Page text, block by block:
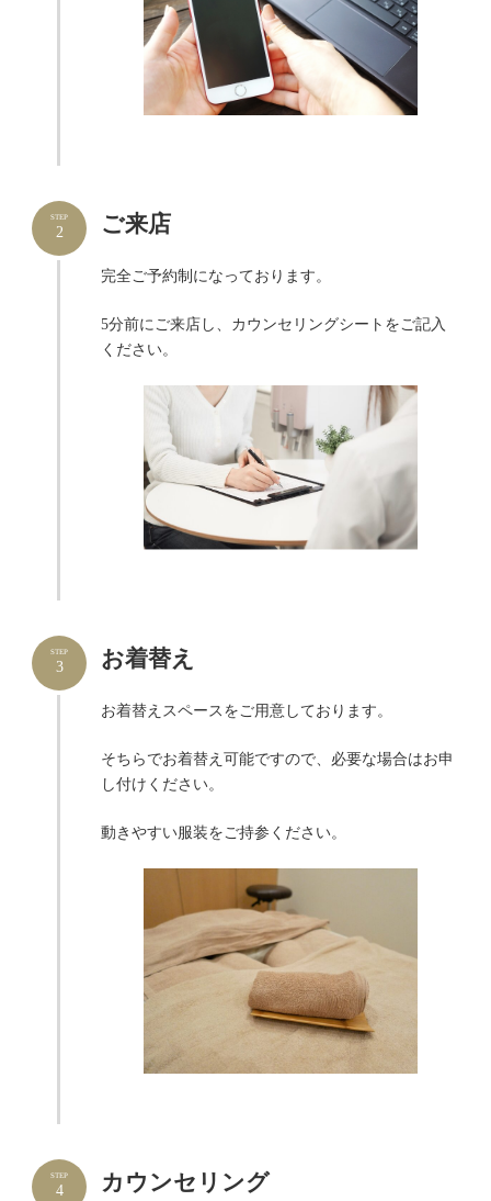
ご来店
完全ご予約制になっております。
5分前にご来店し、カウンセリングシートをご記入
ください。
STEP
2
お着替え
お着替えスペースをご用意しております。
そちらでお着替え可能ですので、必要な場合はお申
し付けください。
動きやすい服装をご持参ください。
STEP
3
カウンセリング
STEP
4